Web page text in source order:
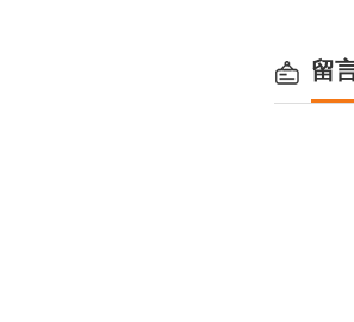
留